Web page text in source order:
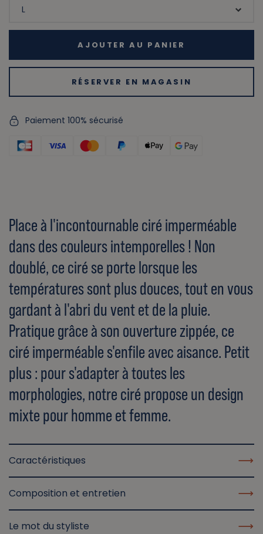
AJOUTER AU PANIER
RÉSERVER EN MAGASIN
Paiement 100% sécurisé
Place à l'incontournable ciré imperméable
dans des couleurs intemporelles ! Non
doublé, ce ciré se porte lorsque les
températures sont plus douces, tout en vous
gardant à l'abri du vent et de la pluie.
Pratique grâce à son ouverture zippée, ce
ciré imperméable s'enfile avec aisance. Petit
plus : pour s'adapter à toutes les
morphologies, notre ciré propose un design
mixte pour homme et femme.
Caractéristiques
Composition et entretien
Le mot du styliste